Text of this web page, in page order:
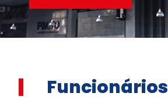
Funcionários